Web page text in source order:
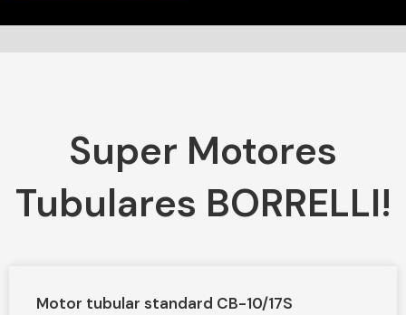
Super Motores
Tubulares BORRELLI!
Motor tubular standard CB-10/17S